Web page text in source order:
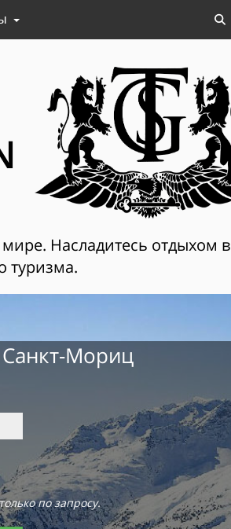
Насладитесь отдыхом в
туризма.
Мориц
по запросу.